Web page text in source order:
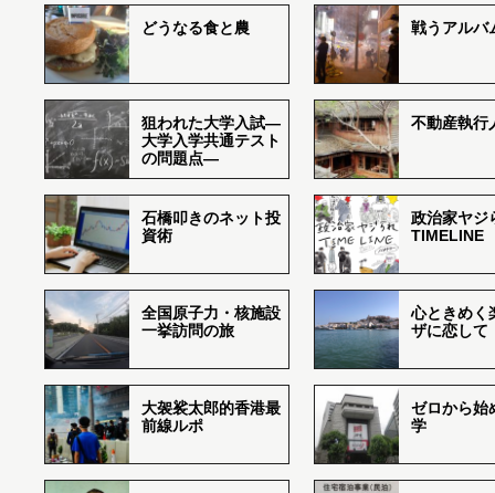
どうなる食と農 戦うアルバ
狙われた大学入試―
大学入学共通テスト
の問題点―
不動産執行
石橋叩きのネット投
資術
政治家ヤジ
TIMELINE
全国原子力・核施設
一挙訪問の旅
心ときめく
ザに恋して
大袈裟太郎的香港最
前線ルポ
ゼロから始
学